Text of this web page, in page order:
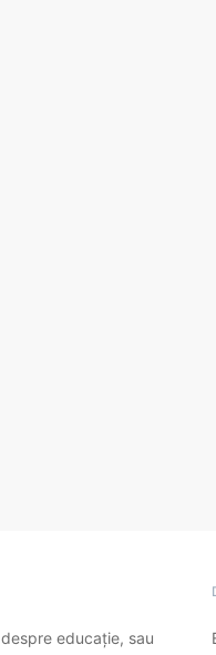
educație, sau